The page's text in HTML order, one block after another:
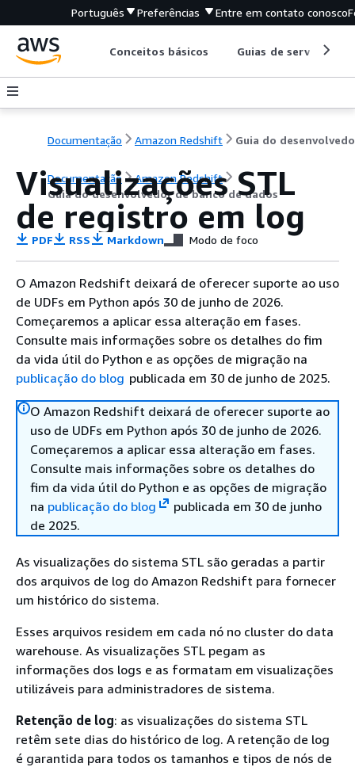
Português Preferências Entre em contato conosco
Conceitos básicos Guias de serviço
Documentação Amazon Redshift
Documentação
Amazon Redshift
Guia do desenvolvedor de banco de dados
Visualizações STL
de registro em log
PDF RSS Markdown Modo de foco
O Amazon Redshift deixará de oferecer suporte ao uso
de UDFs em Python após 30 de junho de 2026.
Começaremos a aplicar essa alteração em fases.
Consulte mais informações sobre os detalhes do fim
da vida útil do Python e as opções de migração na
publicação do blog publicada em 30 de junho de 2025.
O Amazon Redshift deixará de oferecer suporte ao
uso de UDFs em Python após 30 de junho de 2026.
Começaremos a aplicar essa alteração em fases.
Consulte mais informações sobre os detalhes do
fim da vida útil do Python e as opções de migração
na publicação do blog
publicada em 30 de junho
de 2025.
As visualizações do sistema STL são geradas a partir
dos arquivos de log do Amazon Redshift para fornecer
um histórico do sistema.
Esses arquivos residem em cada nó no cluster do data
warehouse. As visualizações STL pegam as
informações dos logs e as formatam em visualizações
utilizáveis para administradores de sistema.
Retenção de log: as visualizações do sistema STL
retêm sete dias do histórico de log. A retenção de log
é garantida para todos os tamanhos e tipos de nós de